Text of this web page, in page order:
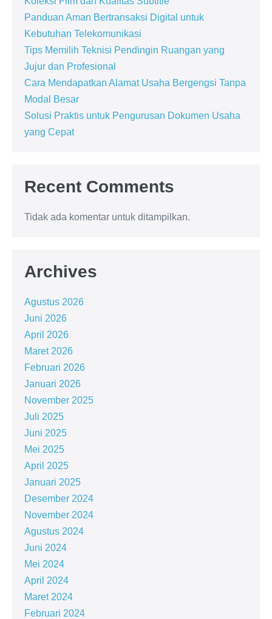
Panduan Aman Bertransaksi Digital untuk
Kebutuhan Telekomunikasi
Tips Memilih Teknisi Pendingin Ruangan yang
Jujur dan Profesional
Cara Mendapatkan Alamat Usaha Bergengsi Tanpa
Modal Besar
Solusi Praktis untuk Pengurusan Dokumen Usaha
yang Cepat
Recent Comments
Tidak ada komentar untuk ditampilkan.
Archives
Agustus 2026
Juni 2026
April 2026
Maret 2026
Februari 2026
Januari 2026
November 2025
Juli 2025
Juni 2025
Mei 2025
April 2025
Januari 2025
Desember 2024
November 2024
Agustus 2024
Juni 2024
Mei 2024
April 2024
Maret 2024
Februari 2024